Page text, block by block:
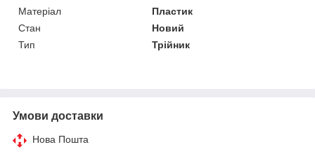
Матеріал
Пластик
Стан
Новий
Тип
Трійник
Умови доставки
Нова Пошта